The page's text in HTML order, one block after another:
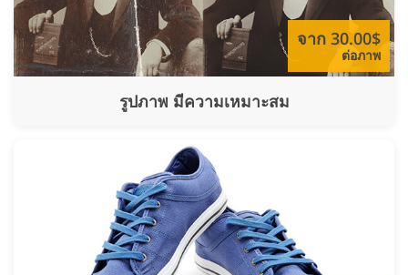
จาก 30.00$
ต่อภาพ
รูปภาพ มีความเหมาะสม